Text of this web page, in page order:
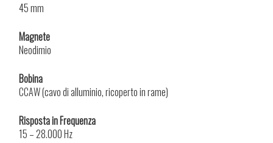
45 mm
Magnete
Neodimio
Bobina
CCAW (cavo di alluminio, ricoperto in rame)
Risposta in Frequenza
15 – 28.000 Hz